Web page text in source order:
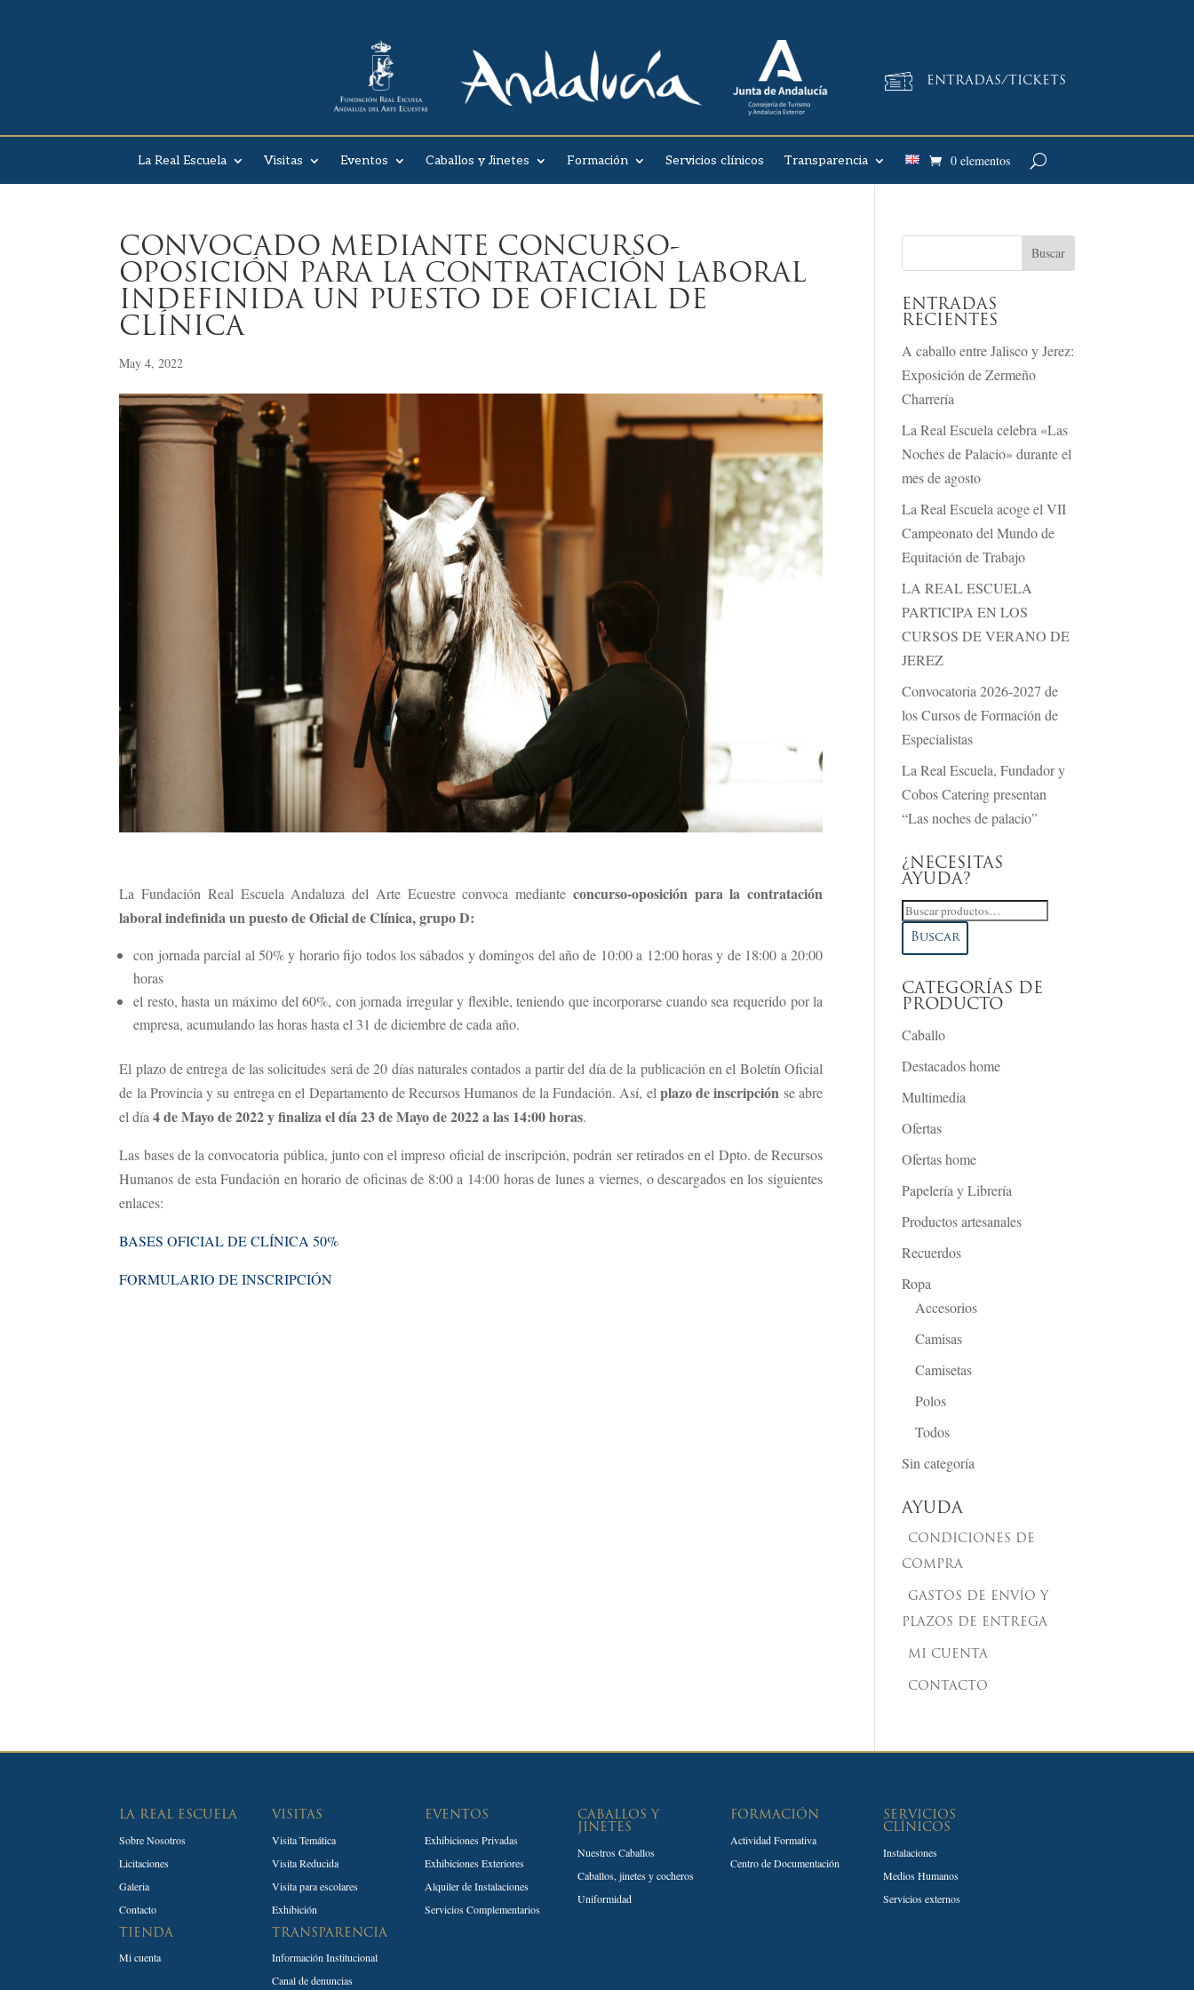
ENTRADAS/TICKETS
La Real Escuela Visitas Eventos Caballos y Jinetes Formación Servicios clínicos Transparencia 0 elementos
CONVOCADO MEDIANTE CONCURSO-
OPOSICIÓN PARA LA CONTRATACIÓN LABORAL
INDEFINIDA UN PUESTO DE OFICIAL DE
CLÍNICA
May 4, 2022
La Fundación Real Escuela Andaluza del Arte Ecuestre convoca mediante concurso-oposición para la contratación
laboral indefinida un puesto de Oficial de Clínica, grupo D:
con jornada parcial al 50% y horario fijo todos los sábados y domingos del año de 10:00 a 12:00 horas y de 18:00 a 20:00
horas
el resto, hasta un máximo del 60%, con jornada irregular y flexible, teniendo que incorporarse cuando sea requerido por la
empresa, acumulando las horas hasta el 31 de diciembre de cada año.
El plazo de entrega de las solicitudes será de 20 días naturales contados a partir del día de la publicación en el Boletín Oficial
de la Provincia y su entrega en el Departamento de Recursos Humanos de la Fundación. Así, el plazo de inscripción se abre
el día4 de Mayo de 2022 y finaliza el día 23 de Mayo de 2022 a las 14:00 horas.
Las bases de la convocatoria pública, junto con el impreso oficial de inscripción, podrán ser retirados en el Dpto. de Recursos
Humanos de esta Fundación en horario de oficinas de 8:00 a 14:00 horas de lunes a viernes, o descargados en los siguientes
enlaces:
BASES OFICIAL DE CLÍNICA 50%
FORMULARIO DE INSCRIPCIÓN
ENTRADAS
RECIENTES
A caballo entre Jalisco y Jerez:
Exposición de Zermeño
Charrería
La Real Escuela celebra «Las
Noches de Palacio» durante el
mes de agosto
La Real Escuela acoge el VII
Campeonato del Mundo de
Equitación de Trabajo
LA REAL ESCUELA
PARTICIPA EN LOS
CURSOS DE VERANO DE
JEREZ
Convocatoria 2026-2027 de
los Cursos de Formación de
Especialistas
La Real Escuela, Fundador y
Cobos Catering presentan
“Las noches de palacio”
¿NECESITAS
AYUDA?
Buscar
por:
Buscar
CATEGORÍAS DE
PRODUCTO
Caballo
Destacados home
Multimedia
Ofertas
Ofertas home
Papelería y Librería
Productos artesanales
Recuerdos
Ropa
Accesorios
Camisas
Camisetas
Polos
Todos
Sin categoría
AYUDA
CONDICIONES DE
COMPRA
GASTOS DE ENVÍO Y
PLAZOS DE ENTREGA
MI CUENTA
CONTACTO
LA REAL ESCUELA
Sobre Nosotros
Licitaciones
Galeria
Contacto
TIENDA
Mi cuenta
VISITAS
Visita Temática
Visita Reducida
Visita para escolares
Exhibición
TRANSPARENCIA
Información Institucional
Canal de denuncias
EVENTOS
Exhibiciones Privadas
Exhibiciones Exteriores
Alquiler de Instalaciones
Servicios Complementarios
CABALLOS Y
JINETES
Nuestros Caballos
Caballos, jinetes y cocheros
Uniformidad
FORMACIÓN
Actividad Formativa
Centro de Documentación
SERVICIOS
CLÍNICOS
Instalaciones
Medios Humanos
Servicios externos